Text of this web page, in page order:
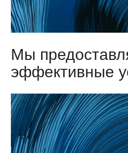
Мы
эффективные